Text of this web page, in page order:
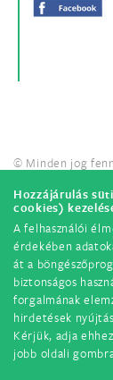
Hozzájárulás
cookies)
A felhasználói
érdekében
át a
biztonságos
forgalmának
hirdetések
Kérjük, adja
jobb oldali
© Minden jog